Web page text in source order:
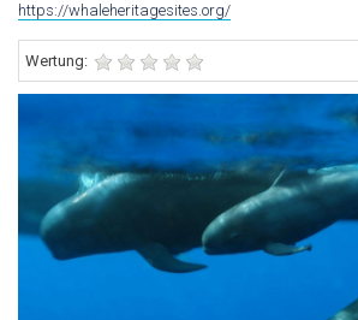
https://whaleheritagesites.org/
Wertung: